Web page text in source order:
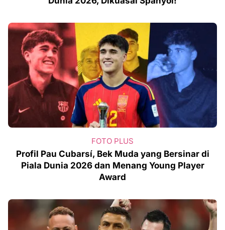
FOTO PLUS
Profil Pau Cubarsí, Bek Muda yang Bersinar di
Piala Dunia 2026 dan Menang Young Player
Award